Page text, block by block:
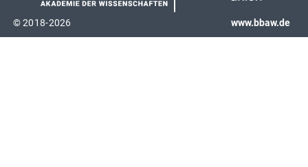
www.bbaw.de
© 2018-2026